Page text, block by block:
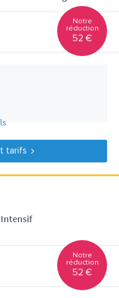
Notre
réduction
52 €
tarifs
Intensif
Notre
réduction
52 €